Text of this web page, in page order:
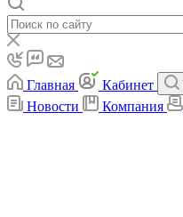
Главная Кабинет
Новости
Компания